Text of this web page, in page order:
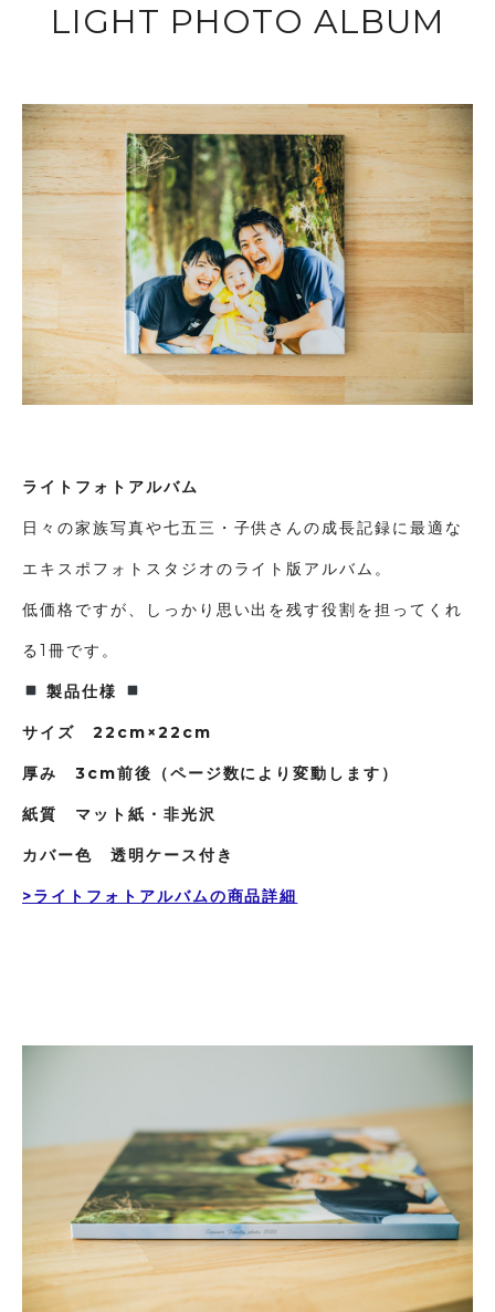
LIGHT PHOTO ALBUM
ライトフォトアルバム
日々の家族写真や七五三・子供さんの成長記録に最適な
エキスポフォトスタジオのライト版アルバム。
低価格ですが、しっかり思い出を残す役割を担ってくれ
る1冊です。
製品仕様
サイズ 22cm×22cm
厚み 3cm前後（ページ数により変動します）
紙質 マット紙・非光沢
カバー色 透明ケース付き
>ライトフォトアルバムの商品詳細